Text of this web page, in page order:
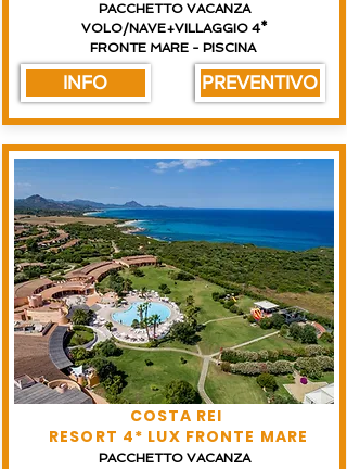
PACCHETTO VACANZA
VOLO/NAVE+VILLAGGIO 4*
FRONTE MARE - PISCINA
INFO PREVENTIVO
COSTA REI
RESORT 4* LUX FRONTE MARE
PACCHETTO VACANZA